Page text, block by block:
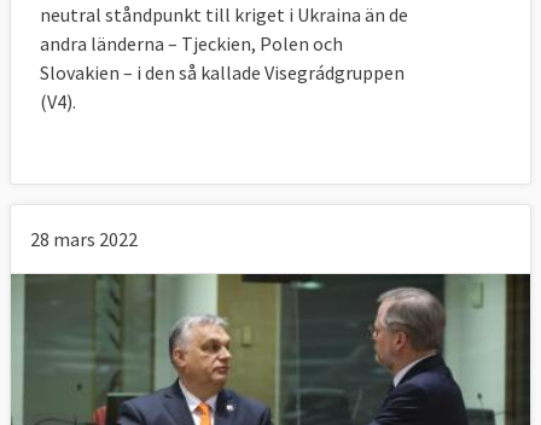
neutral ståndpunkt till kriget i Ukraina än de
andra länderna – Tjeckien, Polen och
Slovakien – i den så kallade Visegrádgruppen
(V4).
28 mars 2022